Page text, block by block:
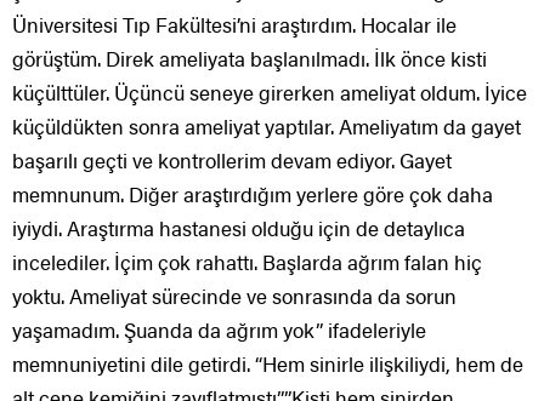
Üniversitesi Tıp Fakültesi’ni araştırdım. Hocalar ile
görüştüm. Direk ameliyata başlanılmadı. İlk önce kisti
küçülttüler. Üçüncü seneye girerken ameliyat oldum. İyice
küçüldükten sonra ameliyat yaptılar. Ameliyatım da gayet
başarılı geçti ve kontrollerim devam ediyor. Gayet
memnunum. Diğer araştırdığım yerlere göre çok daha
iyiydi. Araştırma hastanesi olduğu için de detaylıca
incelediler. İçim çok rahattı. Başlarda ağrım falan hiç
yoktu. Ameliyat sürecinde ve sonrasında da sorun
yaşamadım. Şuanda da ağrım yok” ifadeleriyle
memnuniyetini dile getirdi. “Hem sinirle ilişkiliydi, hem de